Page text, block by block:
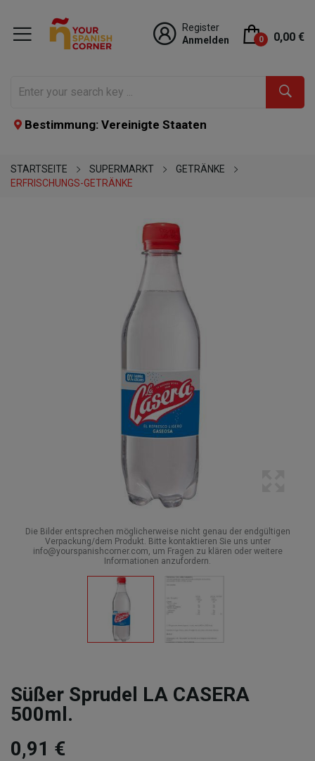
Register
Anmelden
0 0,00 €
Bestimmung: Vereinigte Staaten
STARTSEITE SUPERMARKT
GETRÄNKE
ERFRISCHUNGS-GETRÄNKE
Die Bilder entsprechen möglicherweise nicht genau der endgültigen
Verpackung/dem Produkt. Bitte kontaktieren Sie uns unter
info@yourspanishcorner.com, um Fragen zu klären oder weitere
Informationen anzufordern.
Süßer Sprudel LA CASERA
500ml.
0,91 €